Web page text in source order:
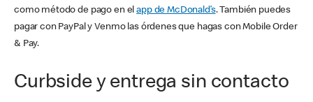
como método de pago en elapp de McDonald’s. También puedes
pagar con PayPal y Venmo las órdenes que hagas con Mobile Order
& Pay.
Curbside y entrega sin contacto